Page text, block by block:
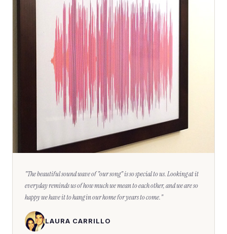
"The beautiful sound wave of "our song" is so special to us. Looking at it
everyday reminds us of how much we mean to each other, and we are so
happy we have it to hang in our home for years to come."
LAURA CARRILLO